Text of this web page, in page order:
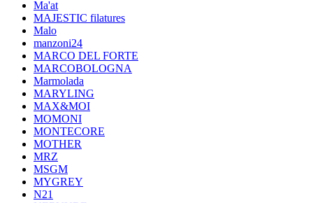
Ma'at
MAJESTIC filatures
Malo
manzoni24
MARCO DEL FORTE
MARCOBOLOGNA
Marmolada
MARYLING
MAX&MOI
MOMONI
MONTECORE
MOTHER
MRZ
MSGM
MYGREY
N21